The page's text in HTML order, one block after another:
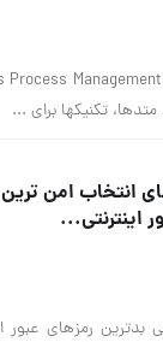
تکنیکها برای ...
انتخاب امن ترین
اینترنتی...